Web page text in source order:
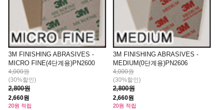
3M FINISHING ABRASIVES -
MICRO FINE(4단계용)PN2600
4,000원
(30%할인)
2,800원
2,660원
20원 적립
3M FINISHING ABRASIVES -
MEDIUM(0단계용)PN2606
4,000원
(30%할인)
2,800원
2,660원
20원 적립